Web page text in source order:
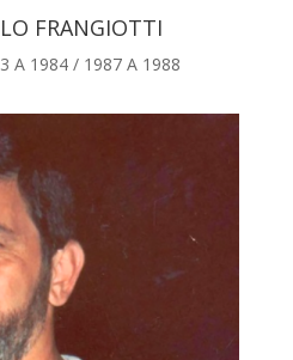
FRANGIOTTI
A 1984 / 1987 A 1988